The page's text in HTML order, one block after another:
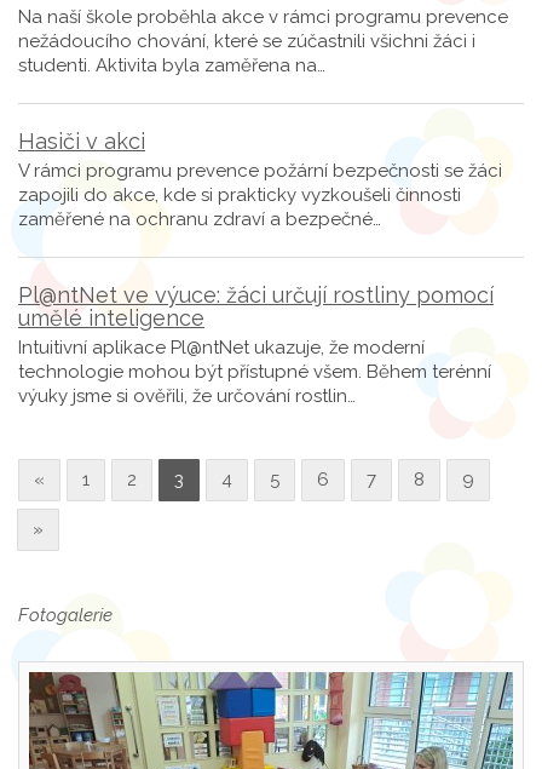
Na naší škole proběhla akce v rámci programu prevence
nežádoucího chování, které se zúčastnili všichni žáci i
studenti. Aktivita byla zaměřena na…
Hasiči v akci
V rámci programu prevence požární bezpečnosti se žáci
zapojili do akce, kde si prakticky vyzkoušeli činnosti
zaměřené na ochranu zdraví a bezpečné…
Pl@ntNet ve výuce: žáci určují rostliny pomocí
umělé inteligence
Intuitivní aplikace Pl@ntNet ukazuje, že moderní
technologie mohou být přístupné všem. Během terénní
výuky jsme si ověřili, že určování rostlin…
« 1 2 3 4 5 6 7 8 9
»
Fotogalerie